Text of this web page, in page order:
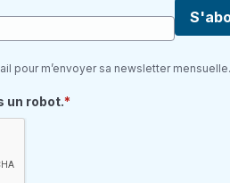
pour m’envoyer sa newsletter mensuelle.
un robot.